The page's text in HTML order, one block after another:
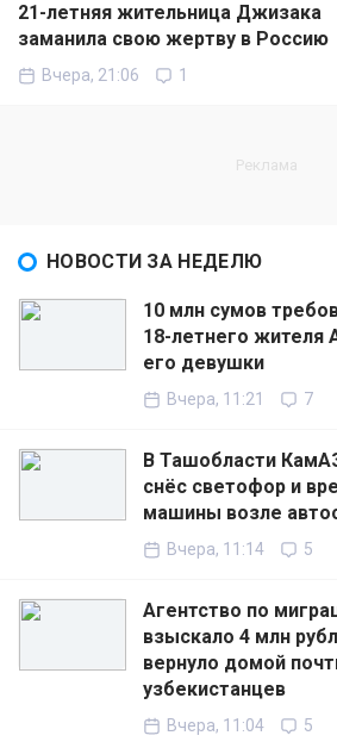
21-летняя жительница Джизака
заманила свою жертву в Россию
Вчера, 21:06 1
НОВОСТИ ЗА НЕДЕЛЮ
10 млн сумов
18-летнего жителя
его девушки
Вчера, 11:21 7
В Ташобласти
снёс светофор и
машины возле
Вчера, 11:14 5
Агентство по
взыскало 4 млн
вернуло домой
узбекистанцев
Вчера, 11:04 5